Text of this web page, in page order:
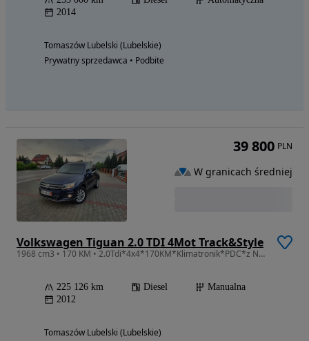
2014
Tomaszów Lubelski (Lubelskie)
Prywatny sprzedawca • Podbite
Volkswagen Tiguan 2.0 TDI 4Mot Track&Style
1968 cm3 • 170 KM • 2.0Tdi*4x4*170KM*Klimatronik*PDC*z Niemiec*Opłacony**
225 126 km Diesel
Manualna
2012
Tomaszów Lubelski (Lubelskie)
39 800 PLN
W granicach średniej